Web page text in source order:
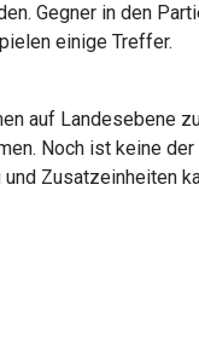
Gegner in den
einige Treffer.
auf Landesebene
Noch ist keine
Zusatzeinheiten